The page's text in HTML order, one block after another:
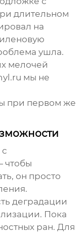
длительном
на
ушла.
мелочей
мы не
при первом же
чтобы
он просто
деградации
Пока
ран. Для